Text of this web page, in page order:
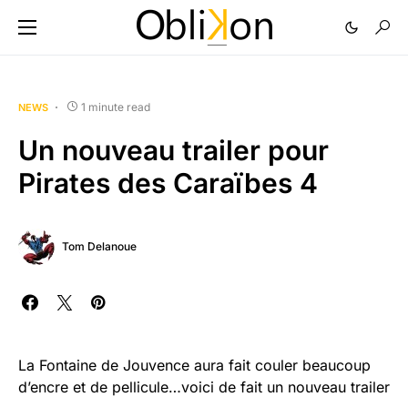
NEWS 1 minute read
Un nouveau trailer pour
Pirates des Caraïbes 4
Tom Delanoue
La Fontaine de Jouvence aura fait couler beaucoup
d’encre et de pellicule…voici de fait un nouveau trailer